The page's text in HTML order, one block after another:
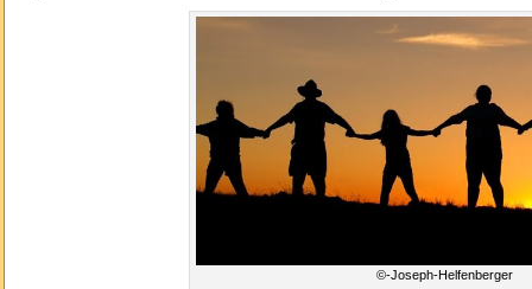
©-Joseph-Helfenberger